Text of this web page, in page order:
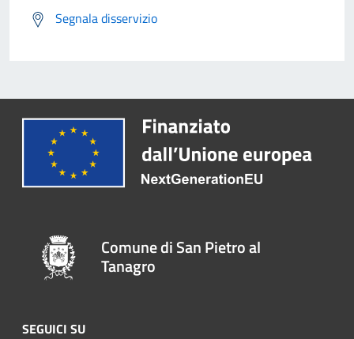
Segnala disservizio
Comune di San Pietro al
Tanagro
SEGUICI SU